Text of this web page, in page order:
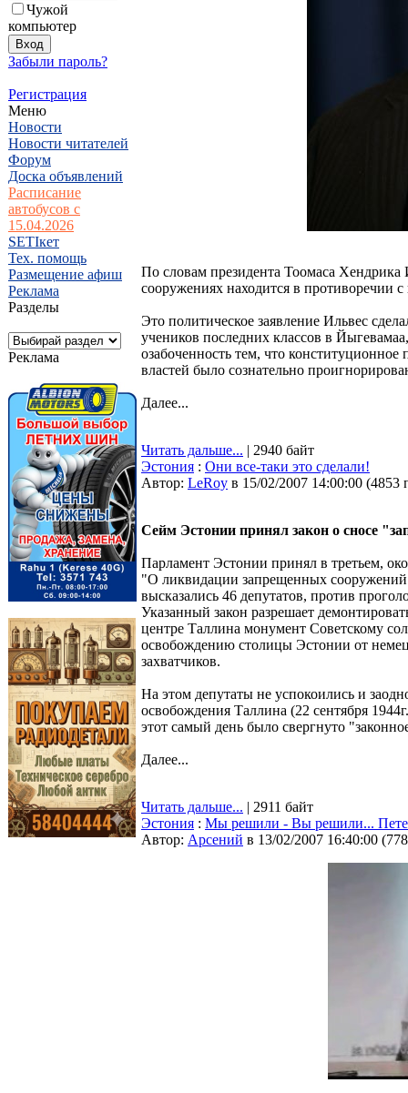
Чужой
компьютер
Забыли пароль?
Регистрация
Меню
Новости
Новости читателей
Форум
Доска объявлений
Расписание
автобусов с
15.04.2026
SETIкет
Тех. помощь
Размещение афиш
Реклама
Разделы
Реклама
По словам президента Тоомаса
сооружениях находится в противоречии
Это политическое заявление Ильвес
учеников последних классов в
озабоченность тем, что
властей было сознательно
Далее...
Читать дальше... | 2940 байт
Эстония : Они все-таки это сделали!
Автор: LeRoy в 15/02/2007 14:00:00 (4853
Сейм Эстонии принял закон о сносе
Парламент Эстонии принял в третьем,
"О ликвидации запрещенных
высказались 46 депутатов, против
Указанный закон разрешает
центре Таллина монумент Советскому
освобождению столицы Эстонии от
захватчиков.
На этом депутаты не успокоились и
освобождения Таллина (22 сентября
этот самый день было свергнуто
Далее...
Читать дальше... | 2911 байт
Эстония : Мы решили - Вы решили...
Автор: Арсений в 13/02/2007 16:40:00 (